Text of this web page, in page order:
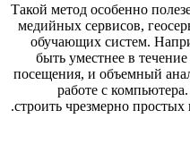
Такой метод
медийных
обучающих
быть уместнее
посещения, и
работе с
строить чрезмерно